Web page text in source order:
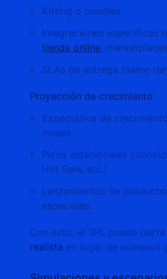
Kitting o bundles
Integraciones específicas
tienda online,
SLAs de entrega (same-
Proyección de crecimiento:
Expectativa de
meses
Picos estacionales
Hot Sale, etc.)
Lanzamientos de
especiales
Con esto, el 3PL puede darte
realista en lugar de números